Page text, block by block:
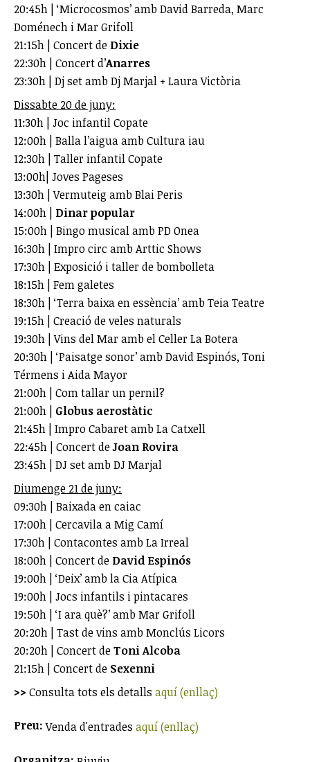
20:45h | ‘Microcosmos’ amb David Barreda, Marc
Doménech i Mar Grifoll
21:15h | Concert de Dixie
22:30h | Concert d’Anarres
23:30h | Dj set amb Dj Marjal + Laura Victòria
Dissabte 20 de juny:
11:30h | Joc infantil Copate
12:00h | Balla l’aigua amb Cultura iau
12:30h | Taller infantil Copate
13:00h| Joves Pageses
13:30h | Vermuteig amb Blai Peris
14:00h | Dinar popular
15:00h | Bingo musical amb PD Onea
16:30h | Impro circ amb Arttic Shows
17:30h | Exposició i taller de bombolleta
18:15h | Fem galetes
18:30h | ‘Terra baixa en essència’ amb Teia Teatre
19:15h | Creació de veles naturals
19:30h | Vins del Mar amb el Celler La Botera
20:30h | ‘Paisatge sonor’ amb David Espinós, Toni
Térmens i Aida Mayor
21:00h | Com tallar un pernil?
21:00h | Globus aerostàtic
21:45h | Impro Cabaret amb La Catxell
22:45h | Concert deJoan Rovira
23:45h | DJ set amb DJ Marjal
Diumenge 21 de juny:
09:30h | Baixada en caiac
17:00h | Cercavila a Mig Camí
17:30h | Contacontes amb La Irreal
18:00h | Concert de David Espinós
19:00h | ‘Deix’ amb la Cia Atípica
19:00h | Jocs infantils i pintacares
19:50h | ‘I ara què?’ amb Mar Grifoll
20:20h | Tast de vins amb Monclús Licors
20:20h | Concert deToni Alcoba
21:15h | Concert de Sexenni
>> Consulta tots els detalls aquí (enllaç)
Preu:Venda d'entrades aquí (enllaç)